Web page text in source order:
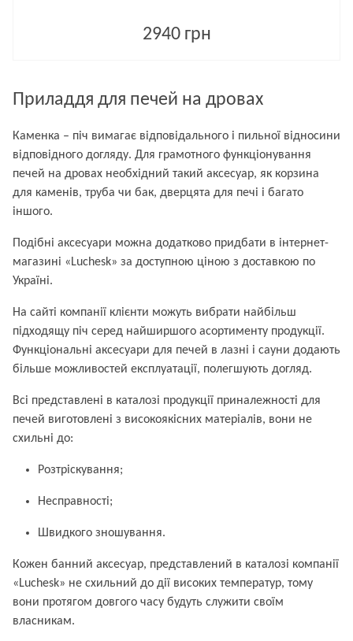
2940 грн
Приладдя для печей на дровах
Каменка – піч вимагає відповідального і пильної відносини
відповідного догляду. Для грамотного функціонування
печей на дровах необхідний такий аксесуар, як корзина
для каменів, труба чи бак, дверцята для печі і багато
іншого.
Подібні аксесуари можна додатково придбати в інтернет-
магазині «Luchesk» за доступною ціною з доставкою по
Україні.
На сайті компанії клієнти можуть вибрати найбільш
підходящу піч серед найширшого асортименту продукції.
Функціональні аксесуари для печей в лазні і сауни додають
більше можливостей експлуатації, полегшують догляд.
Всі представлені в каталозі продукції приналежності для
печей виготовлені з високоякісних матеріалів, вони не
схильні до:
Розтріскування;
Несправності;
Швидкого зношування.
Кожен банний аксесуар, представлений в каталозі компанії
«Luchesk» не схильний до дії високих температур, тому
вони протягом довгого часу будуть служити своїм
власникам.